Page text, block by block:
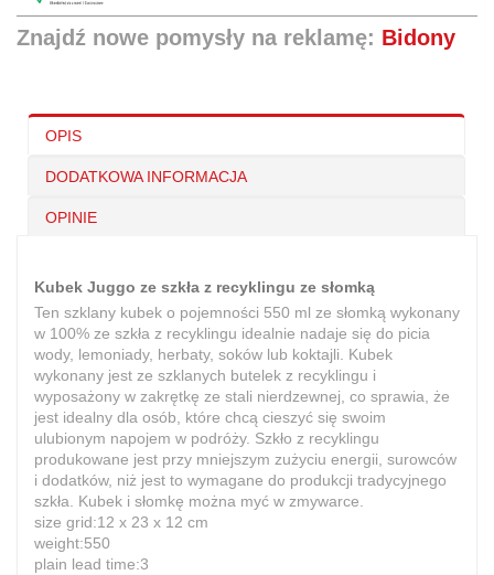
Znajdź nowe pomysły na reklamę: Bidony
OPIS
DODATKOWA INFORMACJA
OPINIE
Kubek Juggo ze szkła z recyklingu ze słomką
Ten szklany kubek o pojemności 550 ml ze słomką wykonany
w 100% ze szkła z recyklingu idealnie nadaje się do picia
wody, lemoniady, herbaty, soków lub koktajli. Kubek
wykonany jest ze szklanych butelek z recyklingu i
wyposażony w zakrętkę ze stali nierdzewnej, co sprawia, że
jest idealny dla osób, które chcą cieszyć się swoim
ulubionym napojem w podróży. Szkło z recyklingu
produkowane jest przy mniejszym zużyciu energii, surowców
i dodatków, niż jest to wymagane do produkcji tradycyjnego
szkła. Kubek i słomkę można myć w zmywarce.
size grid:12 x 23 x 12 cm
weight:550
plain lead time:3